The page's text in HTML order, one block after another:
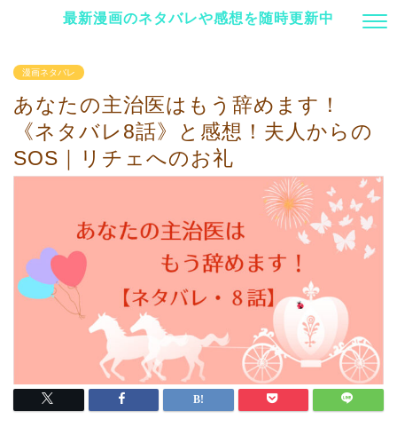
最新漫画のネタバレや感想を随時更新中
漫画ネタバレ
あなたの主治医はもう辞めます！
《ネタバレ8話》と感想！夫人からの
SOS｜リチェへのお礼